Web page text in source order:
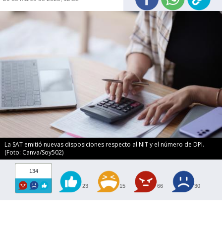
La SAT emitió nuevas disposiciones respecto al NIT y el número de DPI.
(Foto: Canva/Soy502)
134
23 15 66 30